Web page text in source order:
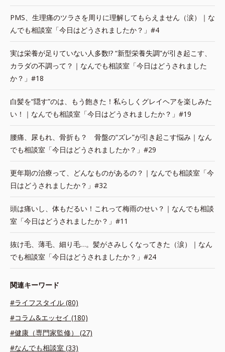
PMS、生理痛のツラさを周りに理解してもらえません（涙）｜な
んでも相談室「今日はどうされましたか？」#4
実は栄養が足りていない人多数!? “新型栄養失調”が引き起こす、
カラダの不調って？｜なんでも相談室「今日はどうされました
か？」#18
白髪を“隠す”のは、もう飽きた！私らしくグレイヘアを楽しみた
い！｜なんでも相談室「今日はどうされましたか？」#19
腰痛、尿もれ、骨折も？ 骨盤の“ズレ”が引き起こす悩み｜なん
でも相談室「今日はどうされましたか？」#29
更年期の治療って、どんなものがあるの？｜なんでも相談室「今
日はどうされましたか？」#32
頭は痛いし、体もだるい！これって梅雨のせい？｜なんでも相談
室「今日はどうされましたか？」#11
抜け毛、薄毛、細り毛…。髪がさみしくなってきた（涙）｜なん
でも相談室「今日はどうされましたか？」#24
関連キーワード
#ライフスタイル (80)
#コラム&エッセイ (180)
#健康（専門家監修） (27)
#なんでも相談室 (33)